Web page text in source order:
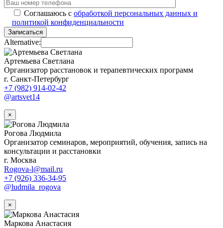
Соглашаюсь с обработкой персональных данных и
политикой конфиденциальности
Записаться
Alternative:
Артемьева Светлана
Организатор расстановок и терапевтических программ
г. Санкт-Петербург
+7 (982) 914-02-42
@artsvet14
×
Рогова Людмила
Организатор семинаров, мероприятий, обучения, запись на
консультации и расстановки
г. Москва
Rogova-l@mail.ru
+7 (926) 336-34-95
@ludmila_rogova
×
Маркова Анастасия